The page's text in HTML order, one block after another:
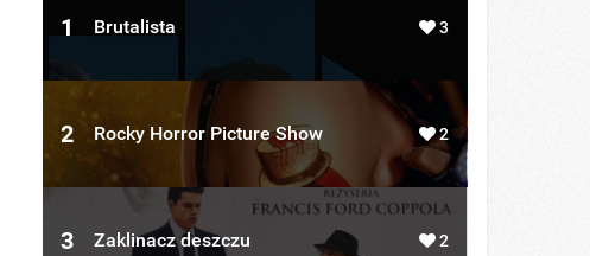
1 Brutalista 3
2 Rocky Horror Picture Show 2
3 Zaklinacz deszczu 2